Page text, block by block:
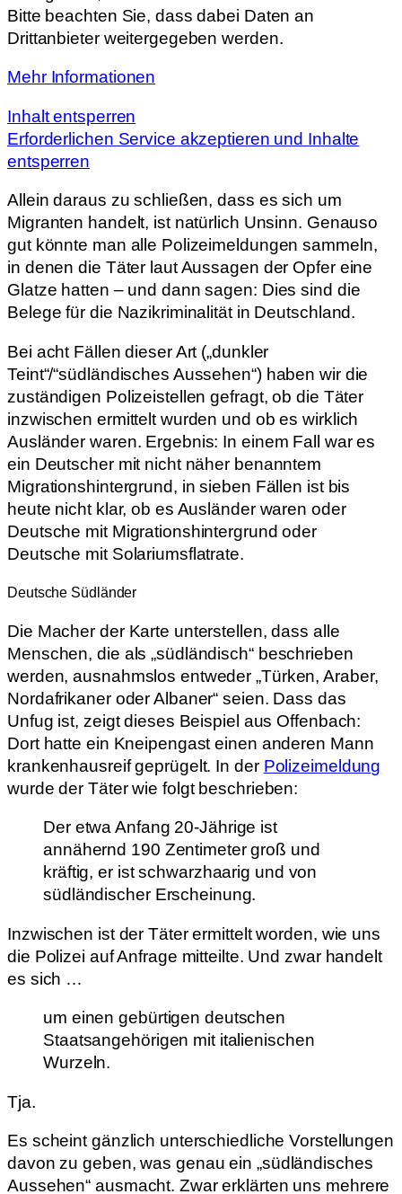
Bitte beachten Sie, dass dabei Daten an
Drittanbieter weitergegeben werden.
Mehr Informationen
Inhalt entsperren
Erforderlichen Service akzeptieren und Inhalte
entsperren
Allein daraus zu schließen, dass es sich um
Migranten handelt, ist natürlich Unsinn. Genauso
gut könnte man alle Polizeimeldungen sammeln,
in denen die Täter laut Aussagen der Opfer eine
Glatze hatten – und dann sagen: Dies sind die
Belege für die Nazikriminalität in Deutschland.
Bei acht Fällen dieser Art („dunkler
Teint“/“südländisches Aussehen“) haben wir die
zuständigen Polizeistellen gefragt, ob die Täter
inzwischen ermittelt wurden und ob es wirklich
Ausländer waren. Ergebnis: In einem Fall war es
ein Deutscher mit nicht näher benanntem
Migrationshintergrund, in sieben Fällen ist bis
heute nicht klar, ob es Ausländer waren oder
Deutsche mit Migrationshintergrund oder
Deutsche mit Solariumsflatrate.
Deutsche Südländer
Die Macher der Karte unterstellen, dass alle
Menschen, die als „südländisch“ beschrieben
werden, ausnahmslos entweder „Türken, Araber,
Nordafrikaner oder Albaner“ seien. Dass das
Unfug ist, zeigt dieses Beispiel aus Offenbach:
Dort hatte ein Kneipengast einen anderen Mann
krankenhausreif geprügelt. In der Polizeimeldung
wurde der Täter wie folgt beschrieben:
Der etwa Anfang 20-Jährige ist
annähernd 190 Zentimeter groß und
kräftig, er ist schwarzhaarig und von
südländischer Erscheinung.
Inzwischen ist der Täter ermittelt worden, wie uns
die Polizei auf Anfrage mitteilte. Und zwar handelt
es sich …
um einen gebürtigen deutschen
Staatsangehörigen mit italienischen
Wurzeln.
Tja.
Es scheint gänzlich unterschiedliche Vorstellungen
davon zu geben, was genau ein „südländisches
Aussehen“ ausmacht. Zwar erklärten uns mehrere